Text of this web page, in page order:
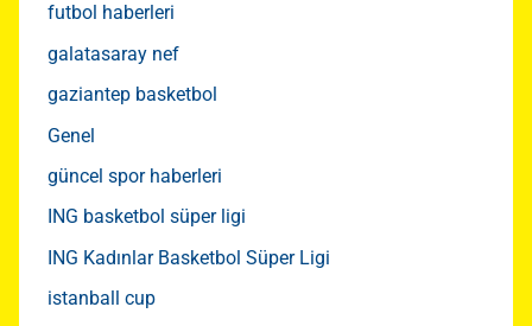
futbol haberleri
galatasaray nef
gaziantep basketbol
Genel
güncel spor haberleri
ING basketbol süper ligi
ING Kadınlar Basketbol Süper Ligi
istanball cup